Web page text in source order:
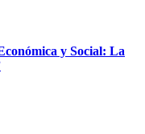
y Social: La